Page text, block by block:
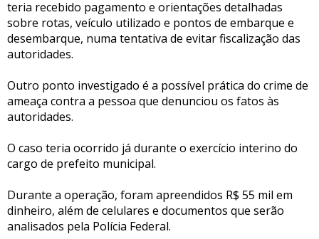
teria recebido pagamento e orientações detalhadas
sobre rotas, veículo utilizado e pontos de embarque e
desembarque, numa tentativa de evitar fiscalização das
autoridades.
Outro ponto investigado é a possível prática do crime de
ameaça contra a pessoa que denunciou os fatos às
autoridades.
O caso teria ocorrido já durante o exercício interino do
cargo de prefeito municipal.
Durante a operação, foram apreendidos R$ 55 mil em
dinheiro, além de celulares e documentos que serão
analisados pela Polícia Federal.